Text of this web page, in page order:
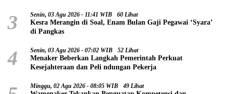
3 Senin, 03 Agu 2026 - 11:41 WIB 60 Lihat
Kesra Merangin di Soal, Enam Bulan Gaji Pegawai ‘Syara’
di Pangkas
4 Senin, 03 Agu 2026 - 07:02 WIB 52 Lihat
Menaker Beberkan Langkah Pemerintah Perkuat
Kesejahteraan dan Peli ndungan Pekerja
Minggu, 02 Agu 2026 - 08:05 WIB 49 Lihat